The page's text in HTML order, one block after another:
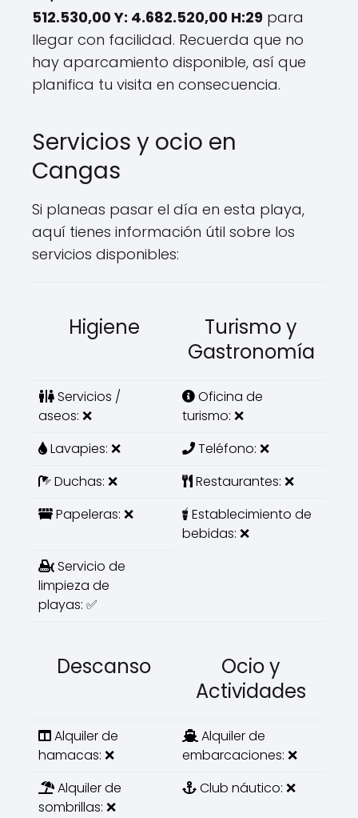
512.530,00 Y: 4.682.520,00 H:29 para
llegar con facilidad. Recuerda que no
hay aparcamiento disponible, así que
planifica tu visita en consecuencia.
Servicios y ocio en
Cangas
Si planeas pasar el día en esta playa,
aquí tienes información útil sobre los
servicios disponibles:
Higiene
Turismo y
Gastronomía
Servicios /
aseos: ❌
Oficina de
turismo: ❌
Lavapies: ❌
Teléfono: ❌
Duchas: ❌
Restaurantes: ❌
Papeleras: ❌
Establecimiento de
bebidas: ❌
Servicio de
limpieza de
playas: ✅
Descanso
Ocio y
Actividades
Alquiler de
hamacas: ❌
Alquiler de
embarcaciones: ❌
Alquiler de
sombrillas: ❌
Club náutico: ❌